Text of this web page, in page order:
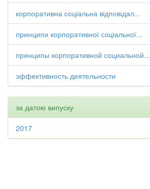
корпоративна соціальна відповідал...
принципи корпоративної соціальної...
принципы корпоративной социальной...
эффективность деятельности
за датою випуску
2017